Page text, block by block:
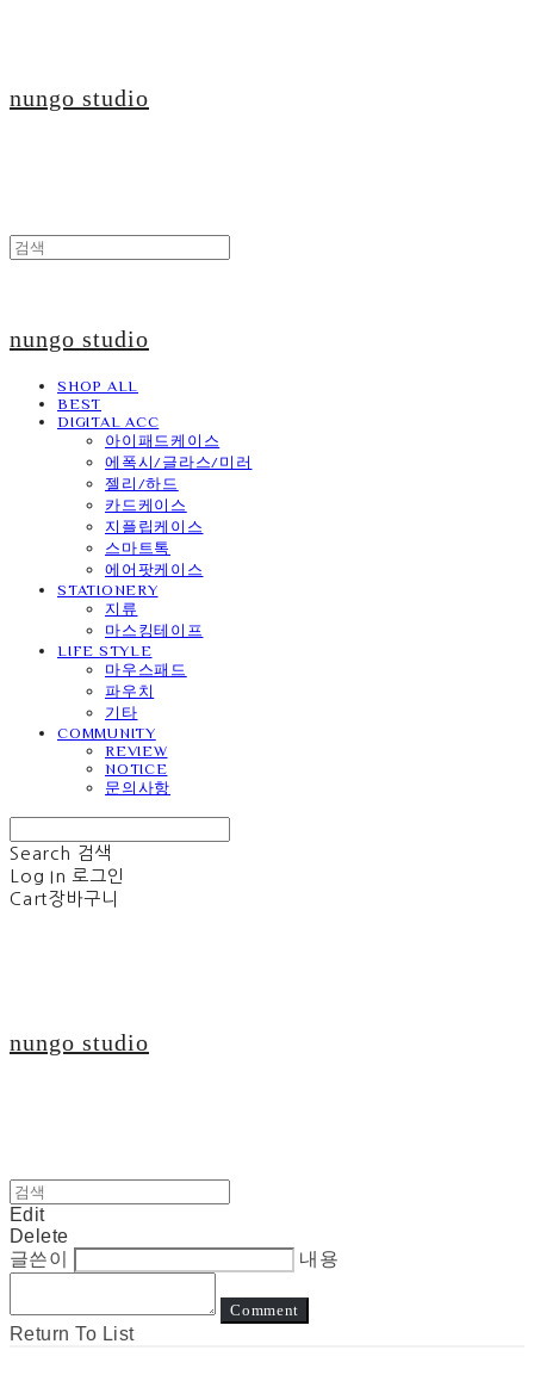
nungo studio
nungo studio
SHOP ALL
BEST
DIGITAL ACC
아이패드케이스
에폭시/글라스/미러
젤리/하드
카드케이스
지플립케이스
스마트톡
에어팟케이스
STATIONERY
지류
마스킹테이프
LIFE STYLE
마우스패드
파우치
기타
COMMUNITY
REVIEW
NOTICE
문의사항
Search 검색
Log In 로그인
Cart장바구니
nungo studio
Edit
Delete
글쓴이
내용
Comment
Return To List